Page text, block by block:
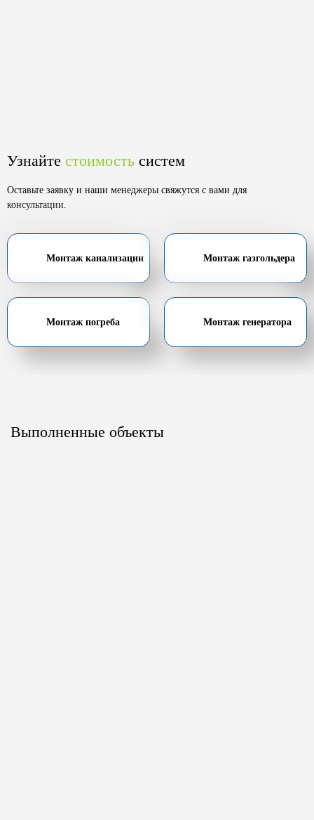
Узнайте стоимость систем
Оставьте заявку и наши менеджеры свяжутся с вами для
консультации.
Монтаж канализации Монтаж газгольдера
Монтаж погреба Монтаж генератора
Выполненные объекты